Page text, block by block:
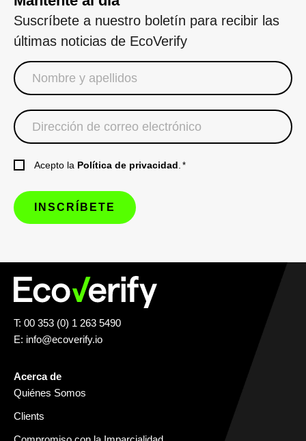
Suscríbete a nuestro boletín para recibir las
últimas noticias de EcoVerify
Acepto la Política de privacidad *
T: 00 353 (0) 1 263 5490
E: info@ecoverify.io
Acerca de
Quiénes Somos
Clients